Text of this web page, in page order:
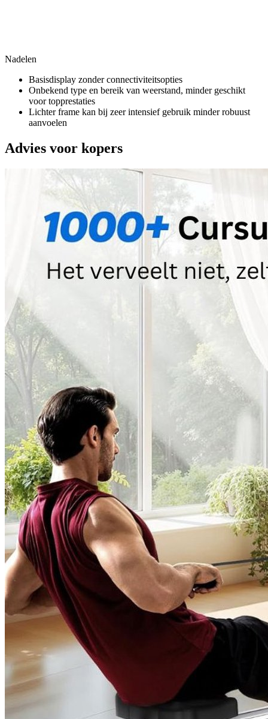
Nadelen
Basisdisplay zonder connectiviteitsopties
Onbekend type en bereik van weerstand, minder geschikt
voor topprestaties
Lichter frame kan bij zeer intensief gebruik minder robuust
aanvoelen
Advies voor kopers